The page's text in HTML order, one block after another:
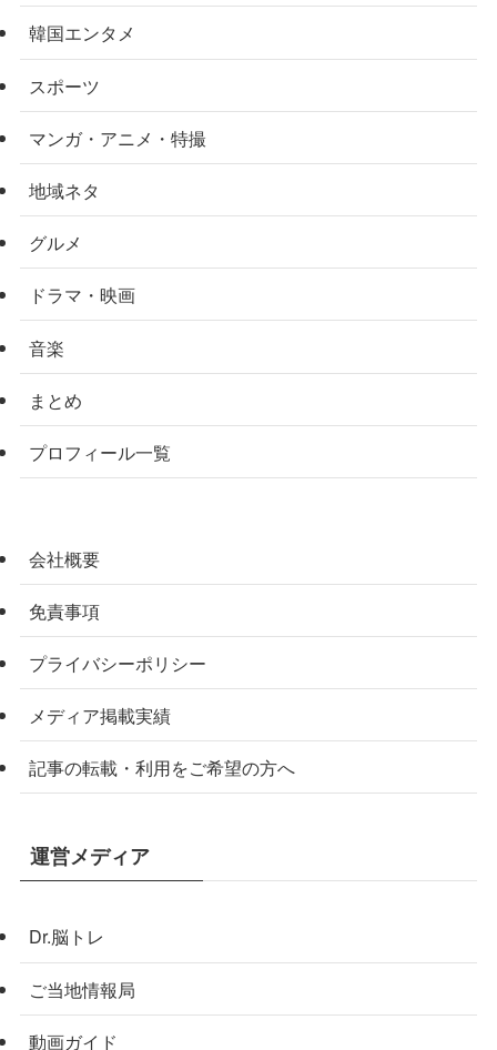
韓国エンタメ
スポーツ
マンガ・アニメ・特撮
地域ネタ
グルメ
ドラマ・映画
音楽
まとめ
プロフィール一覧
会社概要
免責事項
プライバシーポリシー
メディア掲載実績
記事の転載・利用をご希望の方へ
運営メディア
Dr.脳トレ
ご当地情報局
動画ガイド